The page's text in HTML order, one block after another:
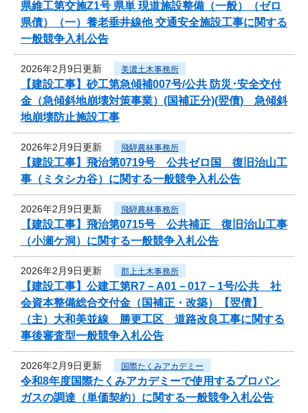
県維工第交施Z1号 県単 現道施設整備（一般）（ゼロ
県債）（一）養老垂井線他 交通安全施設工事に関する
一般競争入札公告
2026年2月9日更新 美濃土木事務所
【建設工事】砂工第急傾補007号/公共 防災･安全交付
金（急傾斜地崩壊対策事業）(国補正分)(翌債) 急傾斜
地崩壊防止施設工事
2026年2月9日更新 飛騨農林事務所
【建設工事】飛治第0719号 公共ゼロ国 復旧治山工
事（ミタシカ谷）に関する一般競争入札公告
2026年2月9日更新 飛騨農林事務所
【建設工事】飛治第0715号 公共補正 復旧治山工事
（小瀬ケ洞）に関する一般競争入札公告
2026年2月9日更新 郡上土木事務所
【建設工事】公建工第R7－A01－017－1号/公共 社
会資本整備総合交付金（国補正・改築）【翌債】
（主）大和美並線 勝更工区 道路改良工事に関する
事後審査型一般競争入札公告
2026年2月9日更新 国際たくみアカデミー
令和8年度国際たくみアカデミーで使用するプロパン
ガスの調達（単価契約）に関する一般競争入札公告